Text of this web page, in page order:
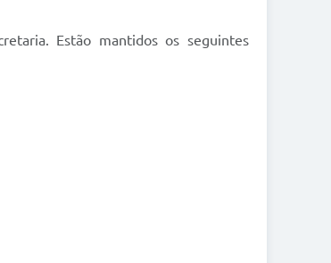
Estão mantidos os seguintes